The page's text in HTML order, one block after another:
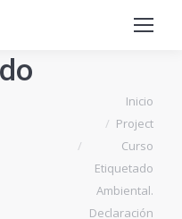
Inicio
Project
Curso
Etiquetado
Ambiental.
Declaración